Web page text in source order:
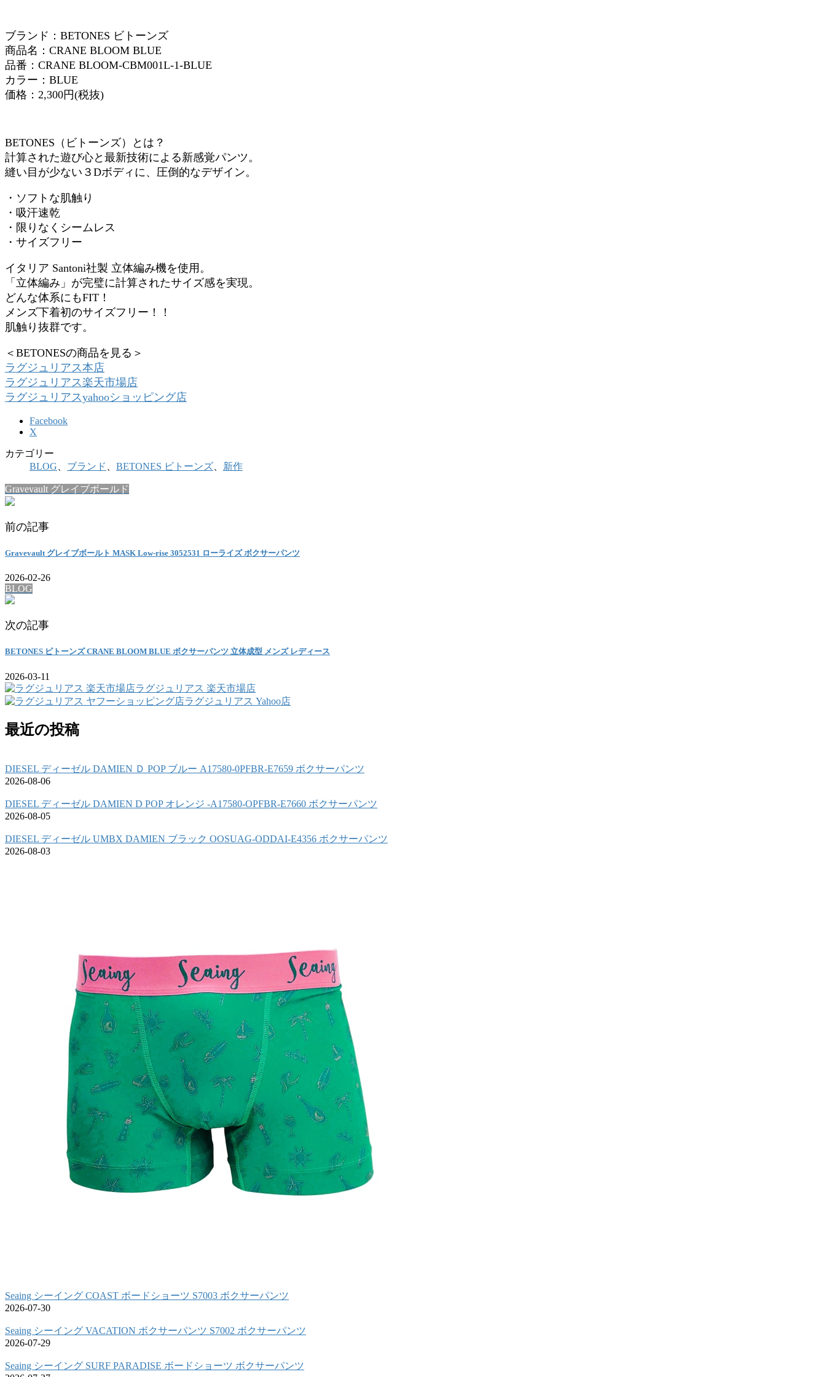
ブランド：BETONES ビトーンズ
商品名：CRANE BLOOM BLUE
品番：CRANE BLOOM-CBM001L-1-BLUE
カラー：BLUE
価格：2,300円(税抜)
BETONES（ビトーンズ）とは？
計算された遊び心と最新技術による新感覚パンツ。
縫い目が少ない３Dボディに、圧倒的なデザイン。
・ソフトな肌触り
・吸汗速乾
・限りなくシームレス
・サイズフリー
イタリア Santoni社製 立体編み機を使用。
「立体編み」が完璧に計算されたサイズ感を実現。
どんな体系にもFIT！
メンズ下着初のサイズフリー！！
肌触り抜群です。
＜BETONESの商品を見る＞
ラグジュリアス本店
ラグジュリアス楽天市場店
ラグジュリアスyahooショッピング店
Facebook
X
カテゴリー
BLOG
ブランド BETONES ビトーンズ 新作
Gravevault グレイブボールド
前の記事
Gravevault グレイブボールト MASK Low-rise 3052531 ローライズ ボクサーパンツ
2026-02-26
BLOG
次の記事
BETONES ビトーンズ CRANE BLOOM BLUE ボクサーパンツ 立体成型 メンズ レディース
2026-03-11
ラグジュリアス 楽天市場店
ラグジュリアス Yahoo店
最近の投稿
DIESEL ディーゼル DAMIEN Ｄ POP ブルー A17580-0PFBR-E7659 ボクサーパンツ
2026-08-06
DIESEL ディーゼル DAMIEN D POP オレンジ -A17580-OPFBR-E7660 ボクサーパンツ
2026-08-05
DIESEL ディーゼル UMBX DAMIEN ブラック OOSUAG-ODDAI-E4356 ボクサーパンツ
2026-08-03
Seaing シーイング COAST ボードショーツ S7003 ボクサーパンツ
2026-07-30
Seaing シーイング VACATION ボクサーパンツ S7002 ボクサーパンツ
2026-07-29
Seaing シーイング SURF PARADISE ボードショーツ ボクサーパンツ